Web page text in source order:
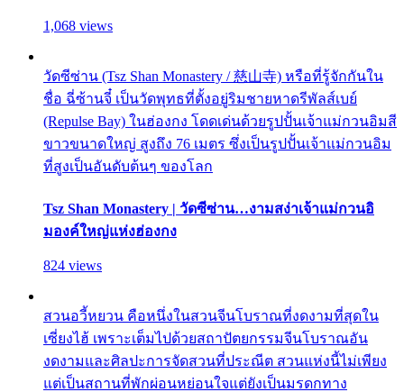
1,068 views
วัดซีซ่าน (Tsz Shan Monastery / 慈山寺) หรือที่รู้จักกันใน
ชื่อ ฉี่ซ้านจี๋ เป็นวัดพุทธที่ตั้งอยู่ริมชายหาดรีพัลส์เบย์
(Repulse Bay) ในฮ่องกง โดดเด่นด้วยรูปปั้นเจ้าแม่กวนอิมสี
ขาวขนาดใหญ่ สูงถึง 76 เมตร ซึ่งเป็นรูปปั้นเจ้าแม่กวนอิม
ที่สูงเป็นอันดับต้นๆ ของโลก
Tsz Shan Monastery | วัดซีซ่าน…งามสง่าเจ้าแม่กวนอิ
มองค์ใหญ่แห่งฮ่องกง
824 views
สวนอวี้หยวน คือหนึ่งในสวนจีนโบราณที่งดงามที่สุดใน
เซี่ยงไฮ้ เพราะเต็มไปด้วยสถาปัตยกรรมจีนโบราณอัน
งดงามและศิลปะการจัดสวนที่ประณีต สวนแห่งนี้ไม่เพียง
แต่เป็นสถานที่พักผ่อนหย่อนใจแต่ยังเป็นมรดกทาง